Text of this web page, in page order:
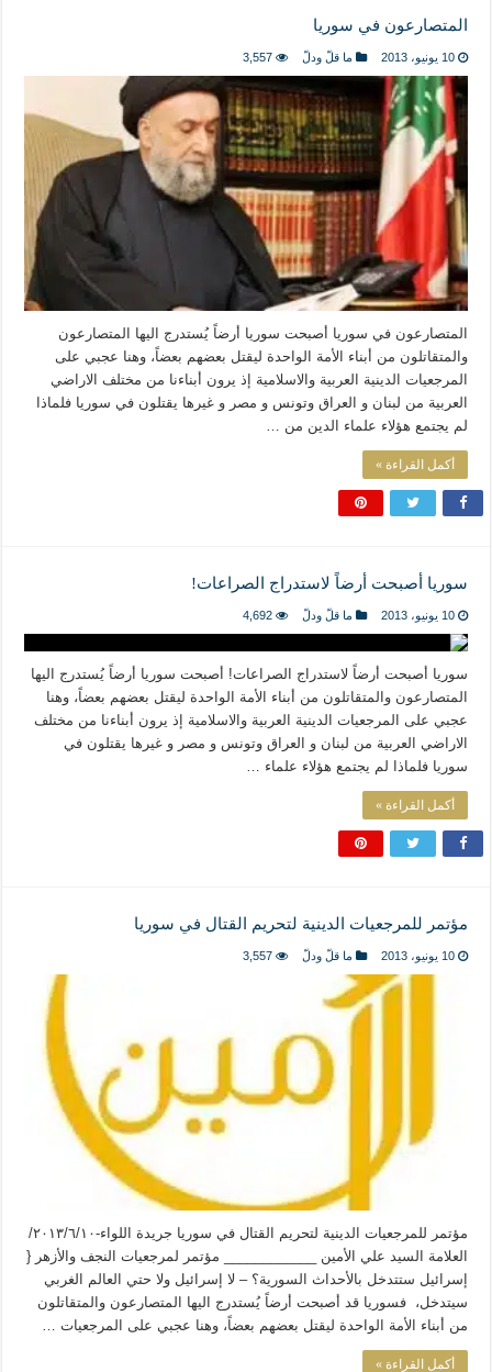
المتصارعون في سوريا
10 يونيو، 2013 ما قلّ ودلّ 3,557
المتصارعون في سوريا أصبحت سوريا أرضاً يُستدرج اليها المتصارعون
والمتقاتلون من أبناء الأمة الواحدة ليقتل بعضهم بعضاً، وهنا عجبي على
المرجعيات الدينية العربية والاسلامية إذ يرون أبناءنا من مختلف الاراضي
العربية من لبنان و العراق وتونس و مصر و غيرها يقتلون في سوريا فلماذا
لم يجتمع هؤلاء علماء الدين من …
أكمل القراءة »
سوريا أصبحت أرضاً لاستدراج الصراعات!
10 يونيو، 2013 ما قلّ ودلّ 4,692
سوريا أصبحت أرضاً لاستدراج الصراعات! أصبحت سوريا أرضاً يُستدرج اليها
المتصارعون والمتقاتلون من أبناء الأمة الواحدة ليقتل بعضهم بعضاً، وهنا
عجبي على المرجعيات الدينية العربية والاسلامية إذ يرون أبناءنا من مختلف
الاراضي العربية من لبنان و العراق وتونس و مصر و غيرها يقتلون في
سوريا فلماذا لم يجتمع هؤلاء علماء …
أكمل القراءة »
مؤتمر للمرجعيات الدينية لتحريم القتال في سوريا
10 يونيو، 2013 ما قلّ ودلّ 3,557
مؤتمر للمرجعيات الدينية لتحريم القتال في سوريا جريدة اللواء-٢٠١٣/٦/١٠/
العلامة السيد علي الأمين ____________ مؤتمر لمرجعيات النجف والأزهر {
إسرائيل ستتدخل بالأحداث السورية؟ – لا إسرائيل ولا حتي العالم الغربي
سيتدخل، فسوريا قد أصبحت أرضاً يُستدرج اليها المتصارعون والمتقاتلون
من أبناء الأمة الواحدة ليقتل بعضهم بعضاً، وهنا عجبي على المرجعيات …
أكمل القراءة »